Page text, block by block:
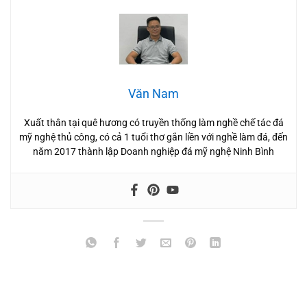
Văn Nam
Xuất thân tại quê hương có truyền thống làm nghề chế tác đá
mỹ nghệ thủ công, có cả 1 tuổi thơ gắn liền với nghề làm đá, đến
năm 2017 thành lập Doanh nghiệp đá mỹ nghệ Ninh Bình